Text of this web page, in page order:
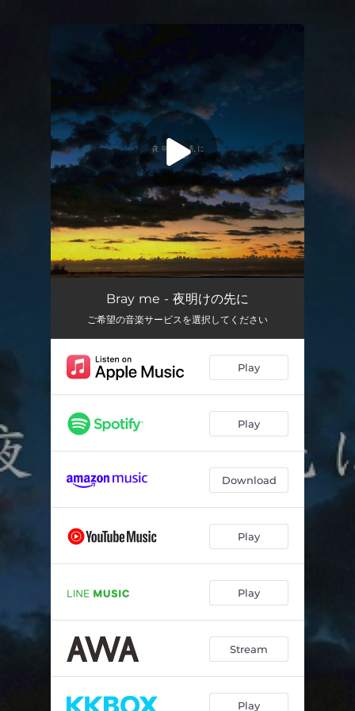
Bray me - 夜明けの先に
ご希望の音楽サービスを選択してください
Play
Play
Download
Play
Play
Stream
Play